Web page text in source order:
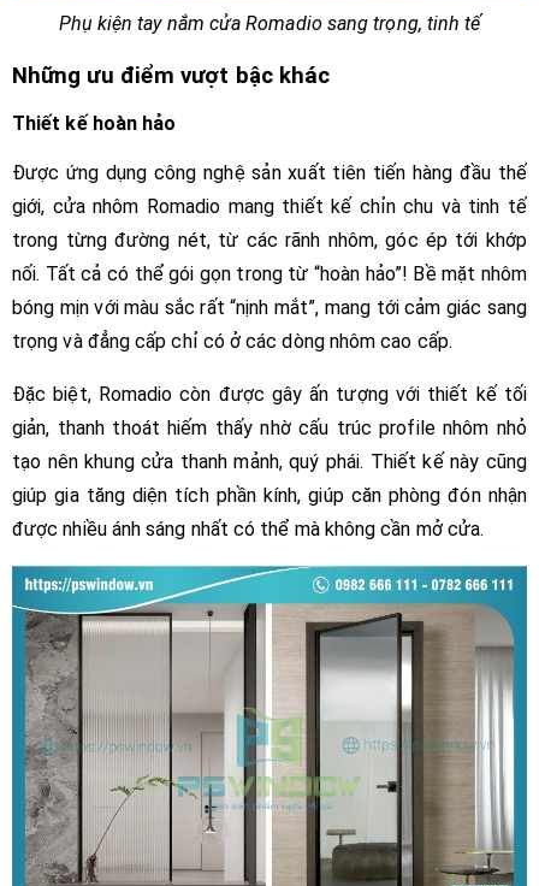
Phụ kiện tay nắm cửa Romadio sang trọng, tinh tế
Những ưu điểm vượt bậc khác
Thiết kế hoàn hảo
Được ứng dụng công nghệ sản xuất tiên tiến hàng đầu thế
giới, cửa nhôm Romadio mang thiết kế chỉn chu và tinh tế
trong từng đường nét, từ các rãnh nhôm, góc ép tới khớp
nối. Tất cả có thể gói gọn trong từ “hoàn hảo”! Bề mặt nhôm
bóng mịn với màu sắc rất “nịnh mắt”, mang tới cảm giác sang
trọng và đẳng cấp chỉ có ở các dòng nhôm cao cấp.
Đặc biệt, Romadio còn được gây ấn tượng với thiết kế tối
giản, thanh thoát hiếm thấy nhờ cấu trúc profile nhôm nhỏ
tạo nên khung cửa thanh mảnh, quý phái. Thiết kế này cũng
giúp gia tăng diện tích phần kính, giúp căn phòng đón nhận
được nhiều ánh sáng nhất có thể mà không cần mở cửa.